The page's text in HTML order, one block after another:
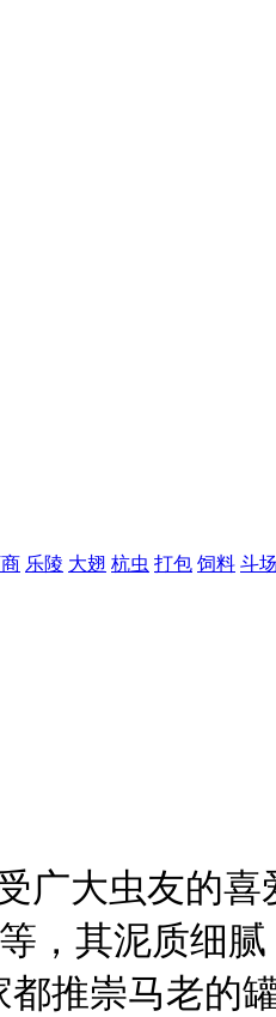
乐陵 大翅 杭虫 打包 饲料 斗场
广大虫友的
，其泥质细
推崇马老的